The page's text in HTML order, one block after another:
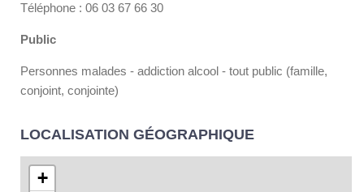
Téléphone : 06 03 67 66 30
Public
Personnes malades - addiction alcool - tout public (famille,
conjoint, conjointe)
LOCALISATION GÉOGRAPHIQUE
+